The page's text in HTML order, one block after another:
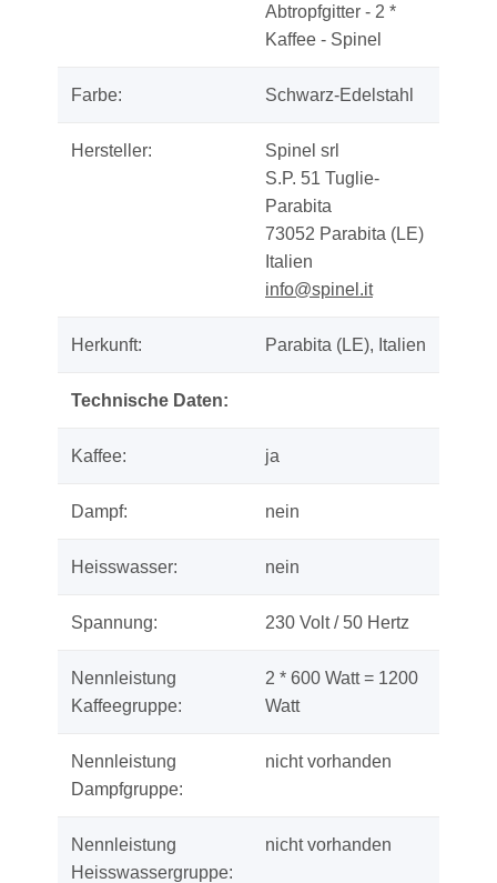
Abtropfgitter - 2 *
Kaffee - Spinel
Farbe: Schwarz-Edelstahl
Hersteller:
Spinel srl
S.P. 51 Tuglie-
Parabita
73052 Parabita (LE)
Italien
info@spinel.it
Herkunft: Parabita (LE), Italien
Technische Daten:
Kaffee: ja
Dampf: nein
Heisswasser: nein
Spannung: 230 Volt / 50 Hertz
Nennleistung
Kaffeegruppe:
2 * 600 Watt = 1200
Watt
Nennleistung
Dampfgruppe:
nicht vorhanden
Nennleistung
Heisswassergruppe:
nicht vorhanden